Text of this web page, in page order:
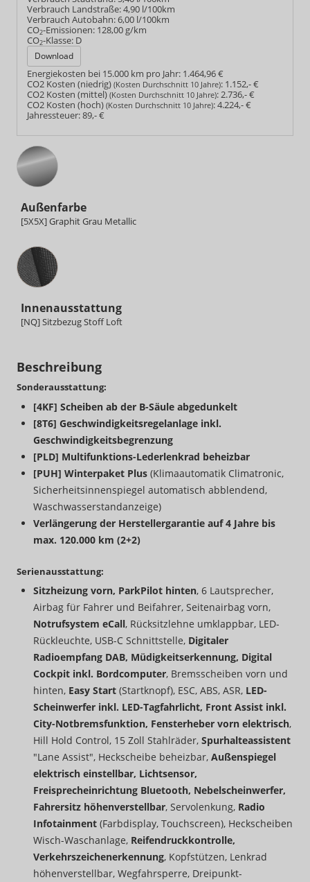
Verbrauch Landstraße:4,90 l/100km
Verbrauch Autobahn:6,00 l/100km
CO2-Emissionen: 128,00 g/km
CO2-Klasse: D
Download
Energiekosten bei 15.000 km pro Jahr: 1.464,96 €
CO2 Kosten (niedrig) (Kosten Durchschnitt 10 Jahre): 1.152,- €
CO2 Kosten (mittel) (Kosten Durchschnitt 10 Jahre):2.736,- €
CO2 Kosten (hoch) (Kosten Durchschnitt 10 Jahre):4.224,- €
Jahressteuer:89,- €
Außenfarbe
[5X5X] Graphit Grau Metallic
Innenausstattung
Innenausstattung
[NQ] Sitzbezug Stoff Loft
Beschreibung
Sonderausstattung:
[4KF] Scheiben ab der B-Säule abgedunkelt
[8T6] Geschwindigkeitsregelanlage inkl.
Geschwindigkeitsbegrenzung
[PLD] Multifunktions-Lederlenkrad beheizbar
[PUH] Winterpaket Plus (Klimaautomatik Climatronic,
Sicherheitsinnenspiegel automatisch abblendend,
Waschwasserstandanzeige)
Verlängerung der Herstellergarantie auf 4 Jahre bis
max. 120.000 km (2+2)
Serienausstattung:
Sitzheizung vorn, ParkPilot hinten, 6 Lautsprecher,
Airbag für Fahrer und Beifahrer, Seitenairbag vorn,
Notrufsystem eCall, Rücksitzlehne umklappbar, LED-
Rückleuchte, USB-C Schnittstelle, Digitaler
Radioempfang DAB, Müdigkeitserkennung, Digital
Cockpit inkl. Bordcomputer, Bremsscheiben vorn und
hinten, Easy Start (Startknopf), ESC, ABS, ASR, LED-
Scheinwerfer inkl. LED-Tagfahrlicht, Front Assist inkl.
City-Notbremsfunktion, Fensterheber vorn elektrisch,
Hill Hold Control, 15 Zoll Stahlräder, Spurhalteassistent
"Lane Assist", Heckscheibe beheizbar, Außenspiegel
elektrisch einstellbar, Lichtsensor,
Freisprecheinrichtung Bluetooth, Nebelscheinwerfer,
Fahrersitz höhenverstellbar, Servolenkung, Radio
Infotainment (Farbdisplay, Touchscreen), Heckscheiben
Wisch-Waschanlage, Reifendruckkontrolle,
Verkehrszeichenerkennung, Kopfstützen, Lenkrad
höhenverstellbar, Wegfahrsperre, Dreipunkt-